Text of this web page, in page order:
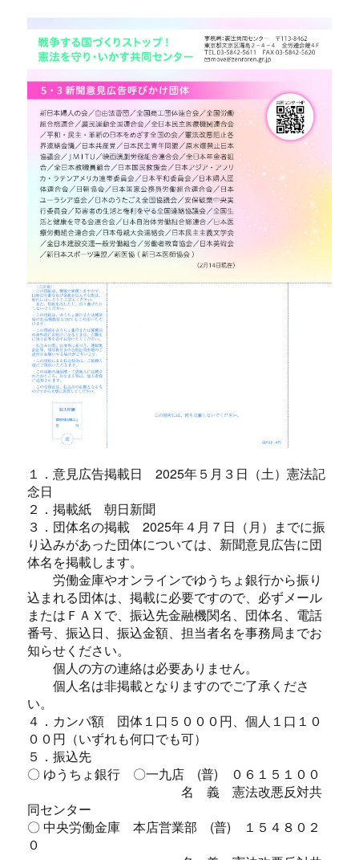
１．意見広告掲載日 2025年５月３日（土）憲法記
念日
２．掲載紙 朝日新聞
３．団体名の掲載 2025年４月７日（月）までに振
り込みがあった団体については、新聞意見広告に団
体名を掲載します。
労働金庫やオンラインでゆうちょ銀行から振り
込まれる団体は、掲載に必要ですので、必ずメール
またはＦＡＸで、振込先金融機関名、団体名、電話
番号、振込日、振込金額、担当者名を事務局までお
知らせください。
個人の方の連絡は必要ありません。
個人名は非掲載となりますのでご了承くださ
い。
４．カンパ額 団体１口５０００円、個人１口１０
００円（いずれも何口でも可）
５．振込先
〇 ゆうちょ銀行 〇一九店 (普) ０６１５１００
名 義 憲法改悪反対共
同センター
〇 中央労働金庫 本店営業部 (普) １５４８０２
０